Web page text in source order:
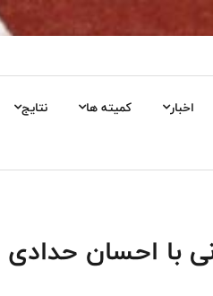
اخبار کمیته ها نتایج
با احسان حدادی